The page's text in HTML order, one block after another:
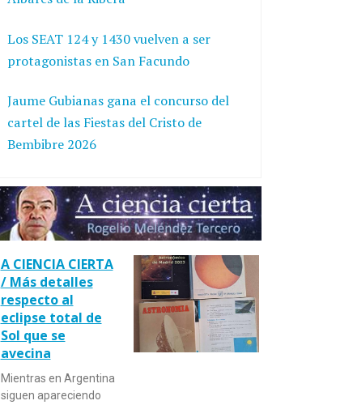
Los SEAT 124 y 1430 vuelven a ser
protagonistas en San Facundo
Jaume Gubianas gana el concurso del
cartel de las Fiestas del Cristo de
Bembibre 2026
A CIENCIA CIERTA
/ Más detalles
respecto al
eclipse total de
Sol que se
avecina
Mientras en Argentina
siguen apareciendo